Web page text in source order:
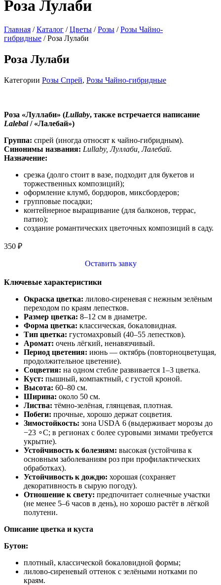
Роза Лулаби
Главная /Каталог /Цветы /Розы /Розы Чайно-
гибридные / Роза Лулаби
Роза Лулаби
Категории Розы Спрей, Розы Чайно-гибридные
Роза «Луллаби» (Lullaby, также встречается написание
Lalebai/ «Лалебай»)
Группа: спрей (иногда относят к чайно‑гибридным).
Синонимы названия: Lullaby, Луллаби, Лалебай.
Назначение:
срезка (долго стоит в вазе, подходит для букетов и
торжественных композиций);
оформление клумб, бордюров, миксбордеров;
групповые посадки;
контейнерное выращивание (для балконов, террас,
патио);
создание романтических цветочных композиций в саду.
350 ₽
Оставить завку
Ключевые характеристики
Окраска цветка: лилово‑сиреневая с нежным зелёным
переходом по краям лепестков.
Размер цветка: 8–12 см в диаметре.
Форма цветка: классическая, бокаловидная.
Тип цветка: густомахровый (40–55 лепестков).
Аромат: очень лёгкий, ненавязчивый.
Период цветения: июнь — октябрь (повторноцветущая,
продолжительное цветение).
Соцветия: на одном стебле развивается 1–3 цветка.
Куст: пышный, компактный, с густой кроной.
Высота: 60–80 см.
Ширина: около 50 см.
Листва: тёмно‑зелёная, глянцевая, плотная.
Побеги: прочные, хорошо держат соцветия.
Зимостойкость: зона USDA 6 (выдерживает морозы до
−23 ∘C; в регионах с более суровыми зимами требуется
укрытие).
Устойчивость к болезням: высокая (устойчива к
основным заболеваниям роз при профилактических
обработках).
Устойчивость к дождю: хорошая (сохраняет
декоративность в сырую погоду).
Отношение к свету: предпочитает солнечные участки
(не менее 5–6 часов в день), но хорошо растёт в лёгкой
полутени.
Описание цветка и куста
Бутон:
плотный, классической бокаловидной формы;
лилово‑сиреневый оттенок с зелёными нотками по
краям.